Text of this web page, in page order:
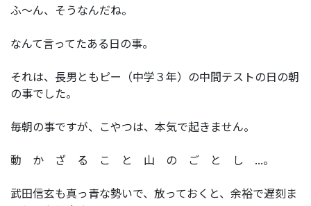
ふ～ん、そうなんだね。
なんて言ってたある日の事。
それは、長男ともピー（中学３年）の中間テストの日の朝
の事でした。
毎朝の事ですが、こやつは、本気で起きません。
動 か ざ る こ と 山 の ご と し ...。
武田信玄も真っ青な勢いで、放っておくと、余裕で遅刻ま